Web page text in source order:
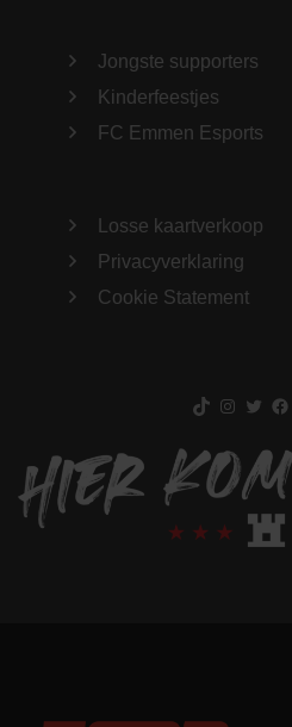
Jongste supporters
Kinderfeestjes
FC Emmen Esports
Losse kaartverkoop
Privacyverklaring
Cookie Statement